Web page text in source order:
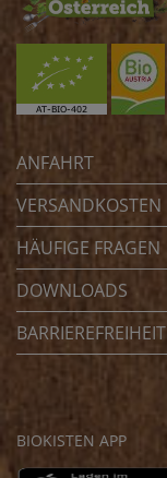
ANFAHRT
VERSANDKOSTEN
HÄUFIGE FRAGEN
DOWNLOADS
BARRIEREFREIHEIT
BIOKISTEN APP